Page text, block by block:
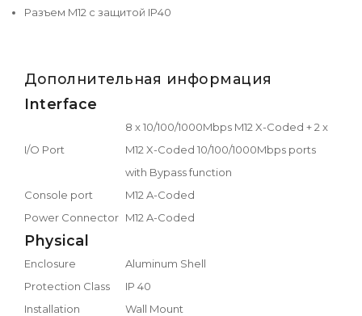
Разъем M12 с защитой IP40
Дополнительная информация
Interface
I/O Port
8 x 10/100/1000Mbps M12 X-Coded + 2 x
M12 X-Coded 10/100/1000Mbps ports
with Bypass function
Console port
M12 A-Coded
Power Connector M12 A-Coded
Physical
Enclosure
Aluminum Shell
Protection Class
IP 40
Installation
Wall Mount